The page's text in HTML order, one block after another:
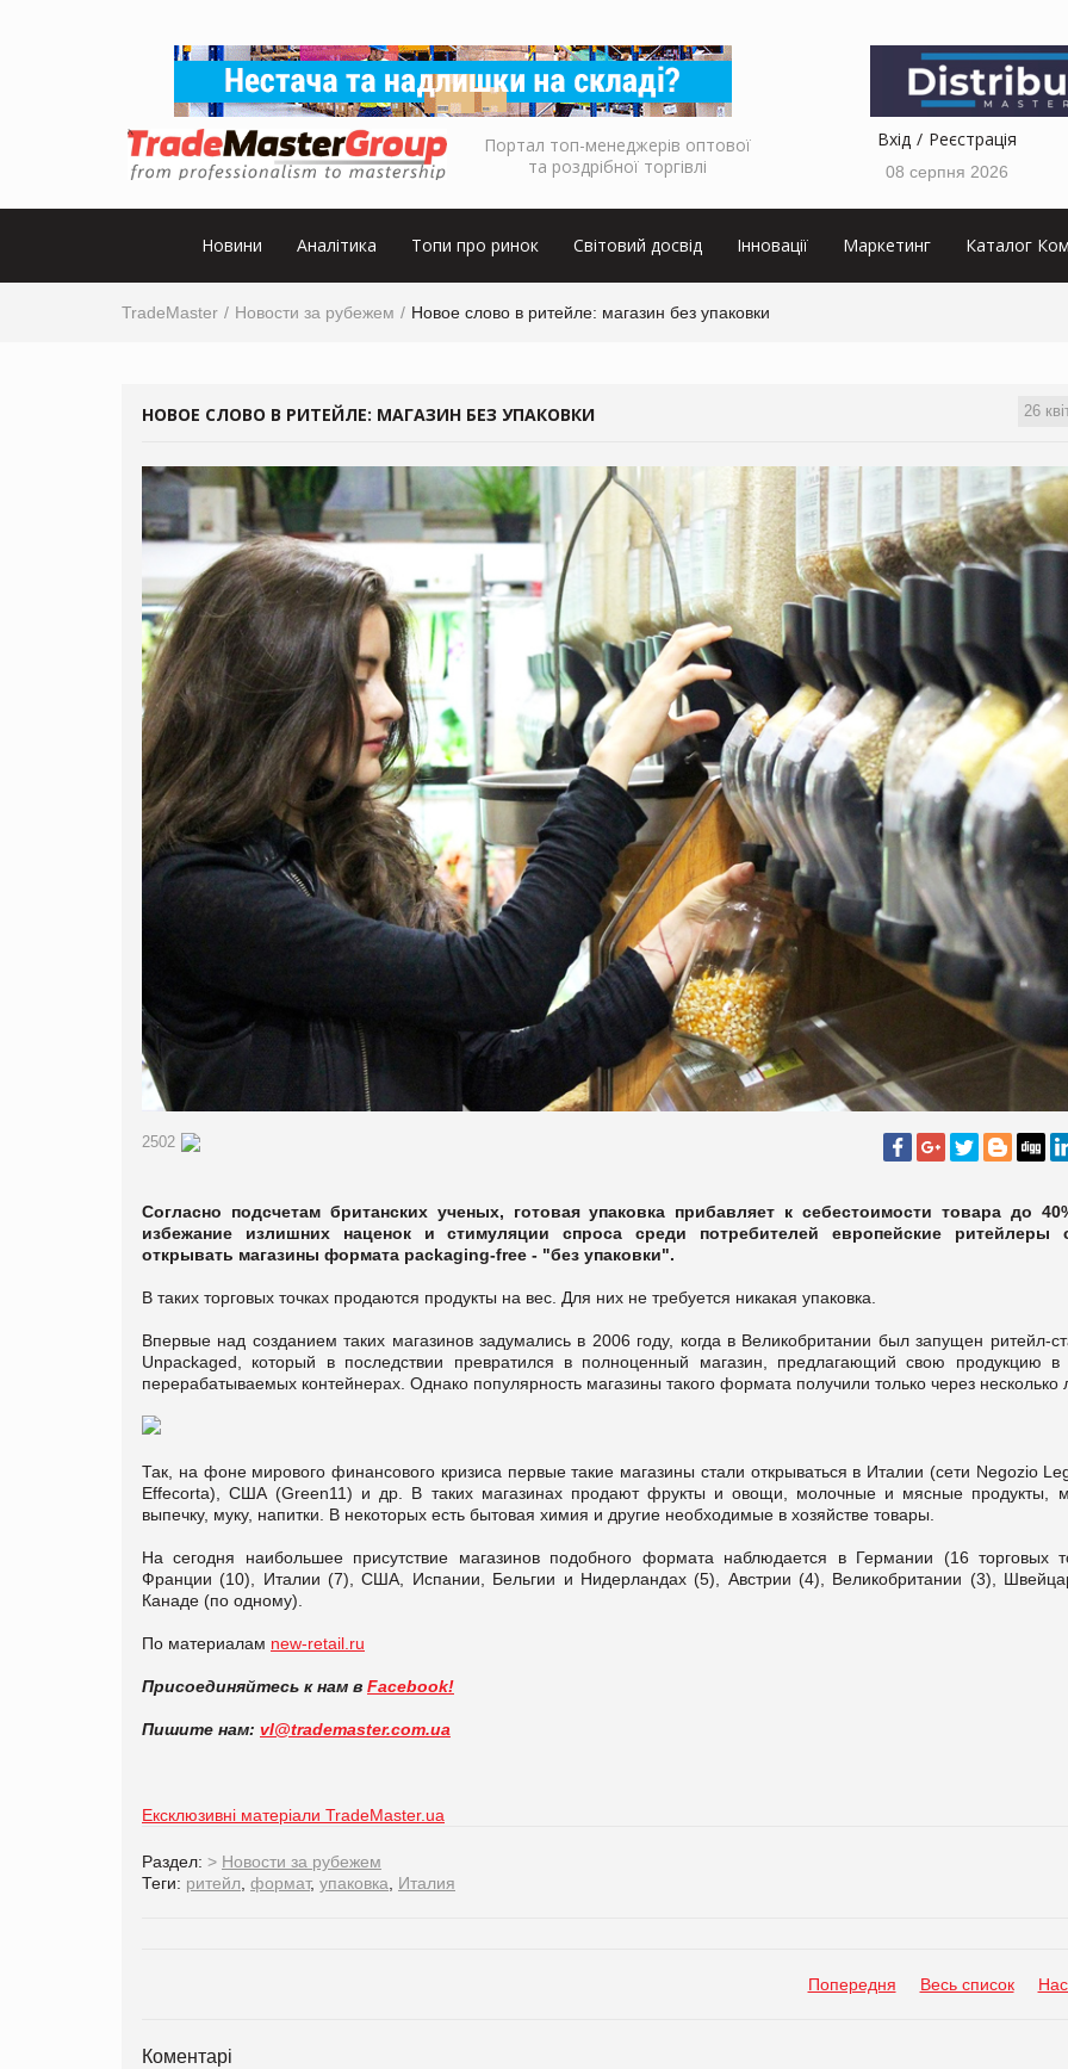
Портал топ-менеджерів оптової
та роздрібної торгівлі
Вхід Реєстрація
08 серпня 2026
Новини Аналітика Топи про ринок Світовий досвід Інновації Маркетинг Каталог
TradeMaster Новости за рубежем Новое слово в ритейле: магазин без упаковки
26
НОВОЕ СЛОВО В РИТЕЙЛЕ: МАГАЗИН БЕЗ УПАКОВКИ
2502
Согласно подсчетам британских ученых, готовая упаковка прибавляет к себестоимости товара до
избежание излишних наценок и стимуляции спроса среди потребителей европейские ритейлеры
открывать магазины формата packaging-free - "без упаковки".
В таких торговых точках продаются продукты на вес. Для них не требуется никакая упаковка.
Впервые над созданием таких магазинов задумались в 2006 году, когда в Великобритании был запущен ритейл-
Unpackaged, который в последствии превратился в полноценный магазин, предлагающий свою продукцию в
перерабатываемых контейнерах. Однако популярность магазины такого формата получили только через несколько
Так, на фоне мирового финансового кризиса первые такие магазины стали открываться в Италии (сети Negozio
Effecorta), США (Green11) и др. В таких магазинах продают фрукты и овощи, молочные и мясные продукты,
выпечку, муку, напитки. В некоторых есть бытовая химия и другие необходимые в хозяйстве товары.
На сегодня наибольшее присутствие магазинов подобного формата наблюдается в Германии (16 торговых
Франции (10), Италии (7), США, Испании, Бельгии и Нидерландах (5), Австрии (4), Великобритании (3),
Канаде (по одному).
По материалам new-retail.ru
Присоединяйтесь к нам в Facebook!
Пишите нам: vl@trademaster.com.ua
Ексклюзивні матеріали TradeMaster.ua
Раздел: > Новости за рубежем
Теги: ритейл формат, упаковка Италия
Попередня Весь список
Коментарі